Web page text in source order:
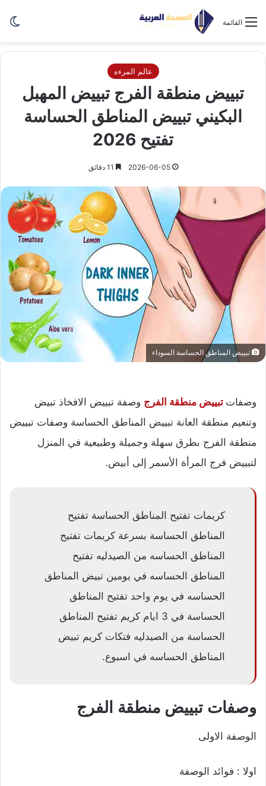
القائمة
عالم المرءه
تبييض منطقة الفرج تبييض المهبل
البكيني تبييض المناطق الحساسة
تفتيح 2026
2026-06-05
تبييض المناطق الحساسة السوداء
وصفات تبييض منطقة الفرج وصفة تبييض الافخاذ تبيض
وتنعيم منطقة العانة تبييض المناطق الحساسة وصفات تبييض
منطقة الفرج بطرق سهلة وجميلة وطبيعية في المنزل
لتبييض فرج المرأة الأسمر إلى أبيض.
كريمات تفتيح المناطق الحساسة تفتيح
المناطق الحساسة بسرعة كريمات تفتيح
المناطق الحساسه من الصيدليه تفتيح
المناطق الحساسه في يومين تبيض المناطق
الحساسه في يوم واحد تفتيح المناطق
الحساسة في 3 ايام كريم تفتيح المناطق
الحساسة من الصيدليه فتكات كريم تبيض
المناطق الحساسه في اسبوع.
وصفات تبييض منطقة الفرج
الوصفة الاولى
اولا : فوائد الوصفة